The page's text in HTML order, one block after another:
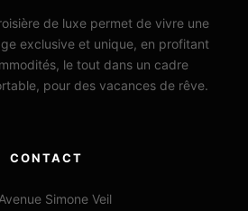
de luxe permet de vivre une
exclusive et unique, en profitant
le tout dans un cadre
pour des vacances de rêve.
CONTACT
Simone Veil